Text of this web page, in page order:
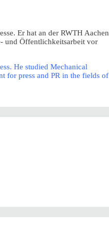
Er hat an der RWTH Aachen
und Öffentlichkeitsarbeit vor
He studied Mechanical
for press and PR in the fields of